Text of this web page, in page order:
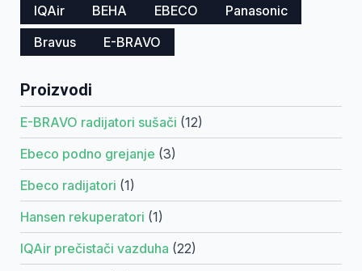
IQAir BEHA EBECO
Panasonic
Bravus
E-BRAVO
Proizvodi
E-BRAVO radijatori sušači (12)
Ebeco podno grejanje (3)
Ebeco radijatori (1)
Hansen rekuperatori (1)
IQAir prečistači vazduha (22)